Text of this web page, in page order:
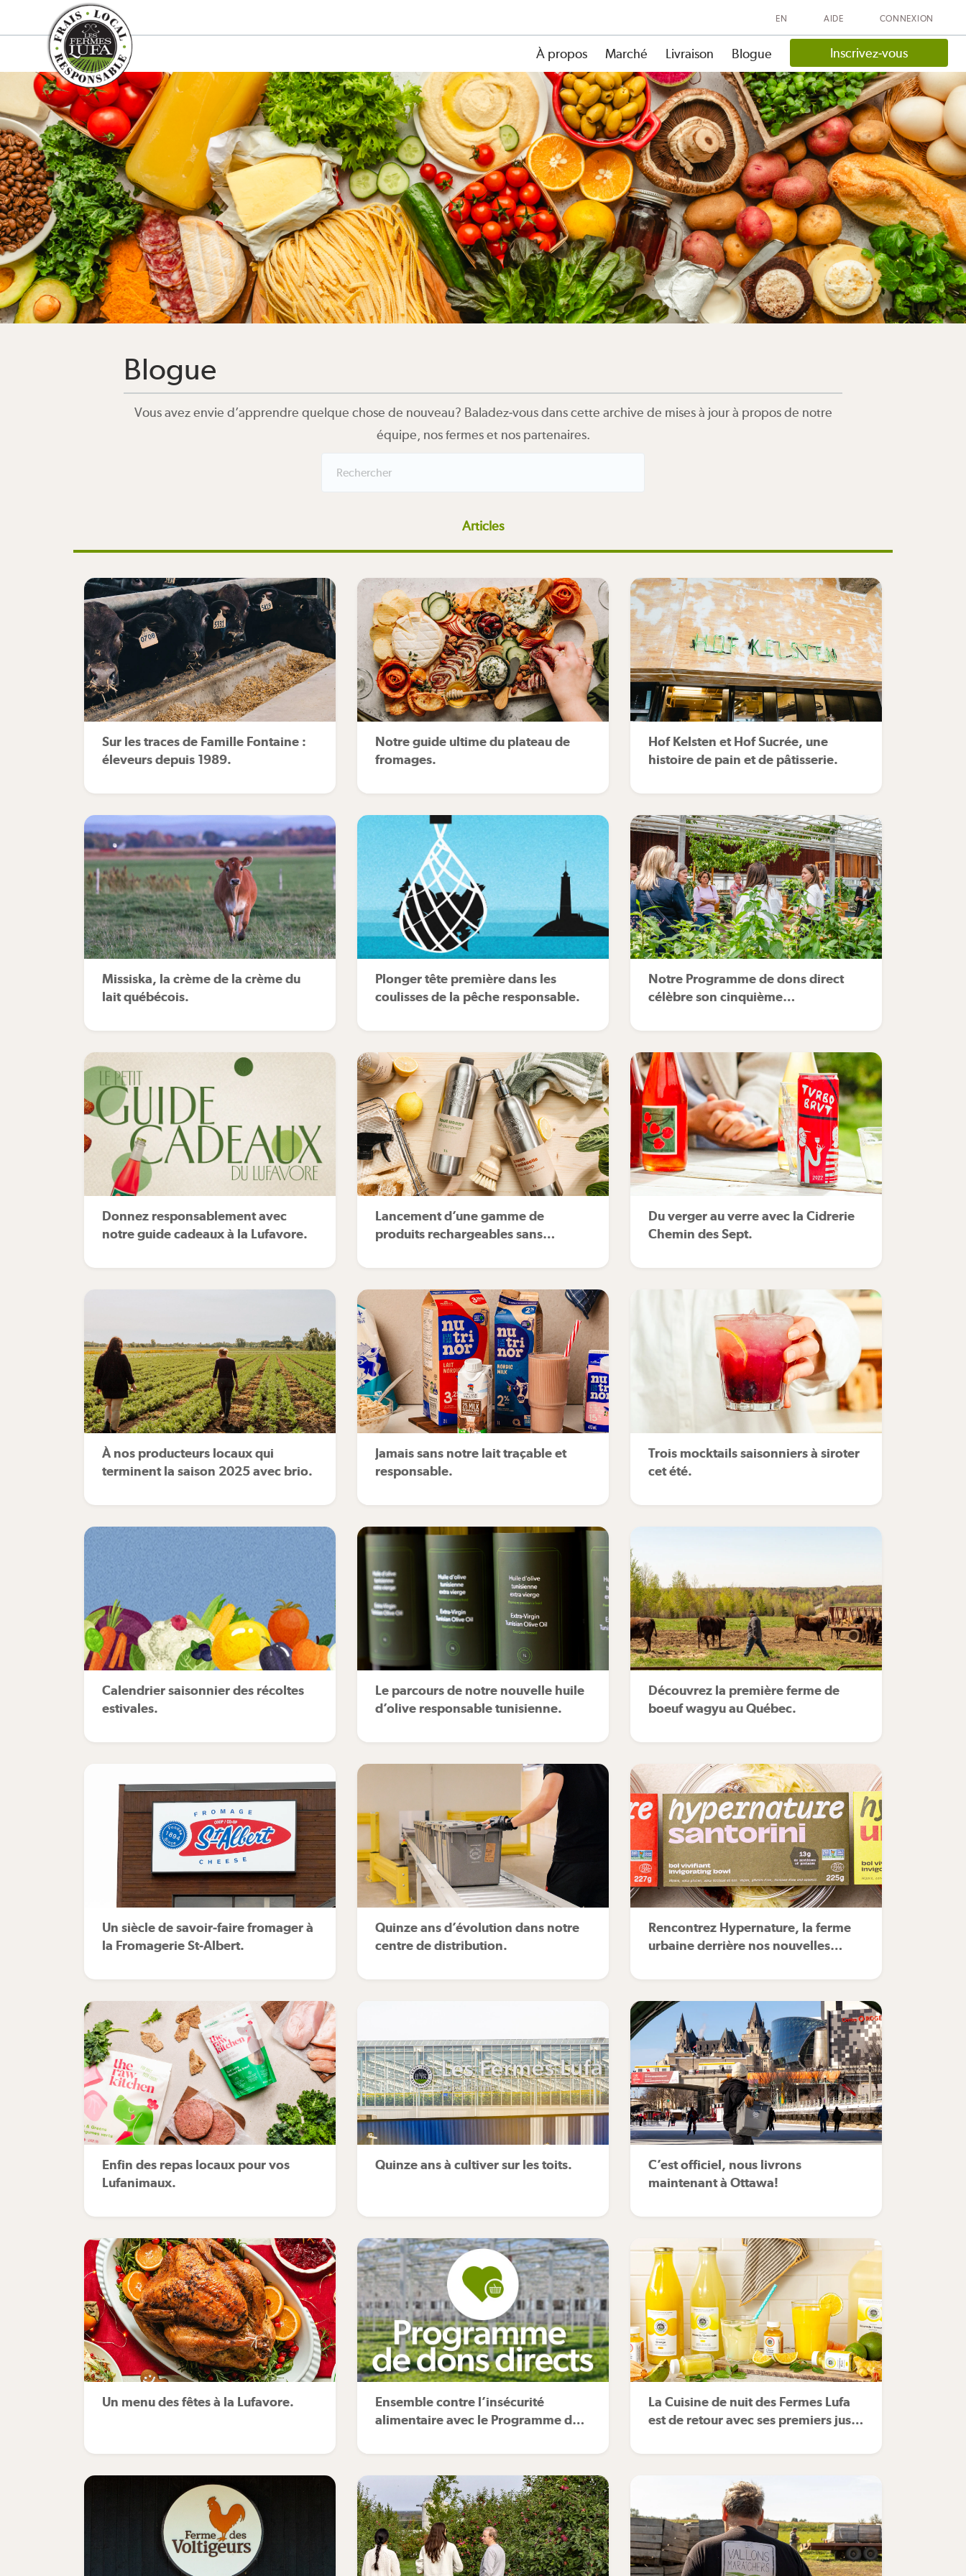
CONNEXION
AIDE
EN
À propos Marché Livraison Blogue Inscrivez-vous
Blogue
Vous avez envie d’apprendre quelque chose de nouveau? Baladez-vous dans cette archive de mises à jour à propos de notre
équipe, nos fermes et nos partenaires.
Articles
Sur les traces de Famille Fontaine :
éleveurs depuis 1989.
Notre guide ultime du plateau de
fromages.
Hof Kelsten et Hof Sucrée, une
histoire de pain et de pâtisserie.
Missiska, la crème de la crème du
lait québécois.
Plonger tête première dans les
coulisses de la pêche responsable.
Notre Programme de dons direct
célèbre son cinquième
Donnez responsablement avec
notre guide cadeaux à la Lufavore.
Lancement d’une gamme de
produits rechargeables sans
Du verger au verre avec la Cidrerie
Chemin des Sept.
À nos producteurs locaux qui
terminent la saison 2025 avec brio.
Jamais sans notre lait traçable et
responsable.
Trois mocktails saisonniers à siroter
cet été.
Calendrier saisonnier des récoltes
estivales.
Le parcours de notre nouvelle huile
d’olive responsable tunisienne.
Découvrez la première ferme de
boeuf wagyu au Québec.
Un siècle de savoir-faire fromager à
la Fromagerie St-Albert.
Quinze ans d’évolution dans notre
centre de distribution.
Rencontrez Hypernature, la ferme
urbaine derrière nos nouvelles
Enfin des repas locaux pour vos
Lufanimaux.
Quinze ans à cultiver sur les toits.
C’est officiel, nous livrons
maintenant à Ottawa!
Un menu des fêtes à la Lufavore.
Ensemble contre l’insécurité
alimentaire avec le Programme de
La Cuisine de nuit des Fermes Lufa
est de retour avec ses premiers jus